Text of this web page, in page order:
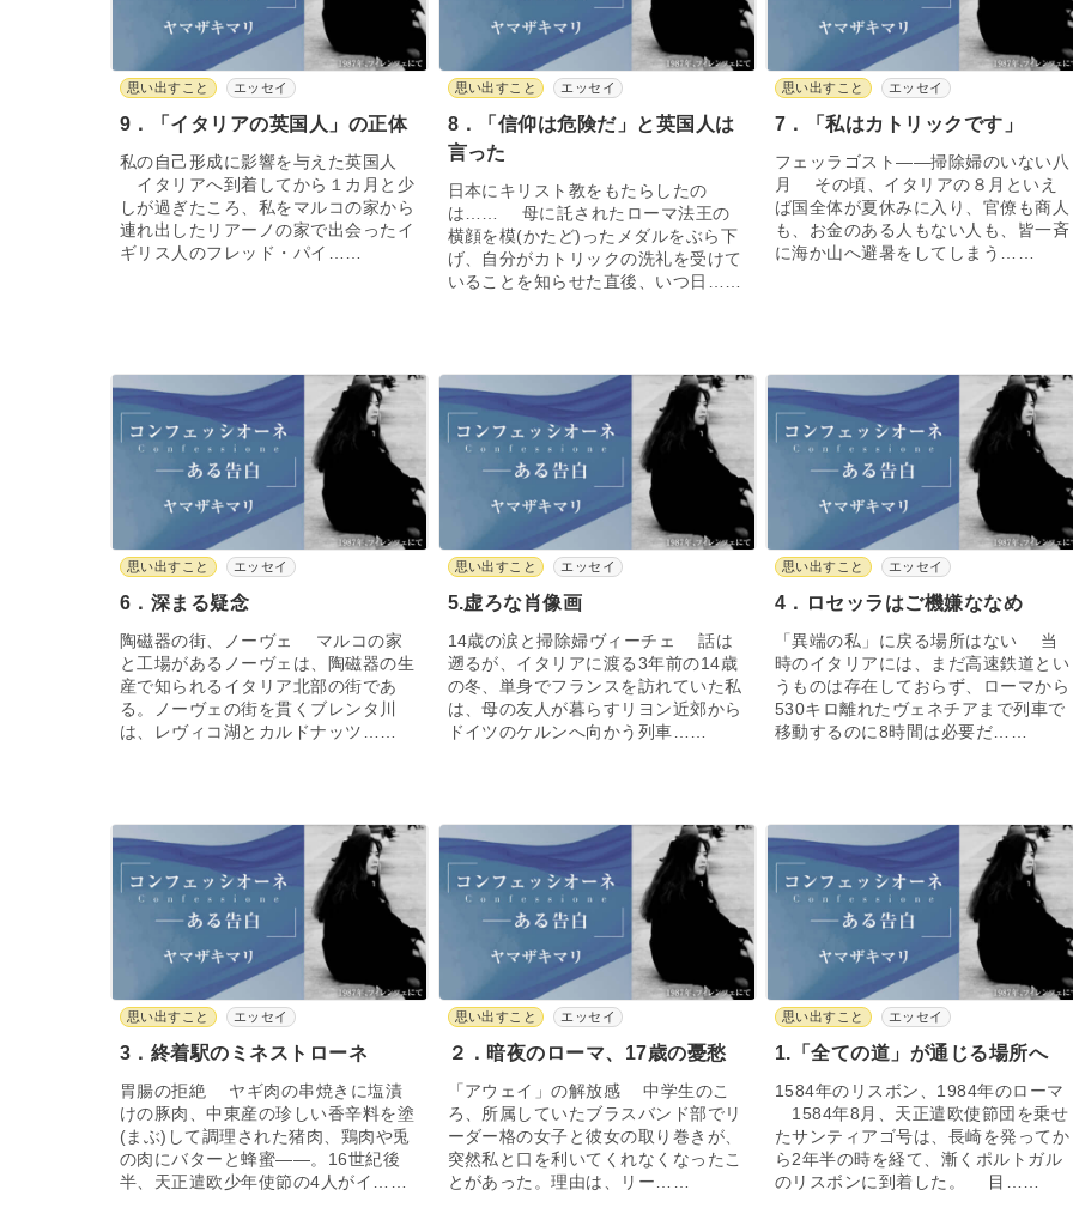
思い出すこと エッセイ
9．「イタリアの英国人」の正体
私の自己形成に影響を与えた英国人
イタリアへ到着してから１カ月と少
しが過ぎたころ、私をマルコの家から
連れ出したリアーノの家で出会ったイ
ギリス人のフレッド・パイ……
思い出すこと エッセイ
8．「信仰は危険だ」と英国人は
言った
日本にキリスト教をもたらしたの
は…… 母に託されたローマ法王の
横顔を模(かたど)ったメダルをぶら下
げ、自分がカトリックの洗礼を受けて
いることを知らせた直後、いつ日……
思い出すこと エッセイ
7．「私はカトリックです」
フェッラゴスト――掃除婦のいない八
月 その頃、イタリアの８月といえ
ば国全体が夏休みに入り、官僚も商人
も、お金のある人もない人も、皆一斉
に海か山へ避暑をしてしまう……
思い出すこと エッセイ
6．深まる疑念
陶磁器の街、ノーヴェ マルコの家
と工場があるノーヴェは、陶磁器の生
産で知られるイタリア北部の街であ
る。ノーヴェの街を貫くブレンタ川
は、レヴィコ湖とカルドナッツ……
思い出すこと エッセイ
5.虚ろな肖像画
14歳の涙と掃除婦ヴィーチェ 話は
遡るが、イタリアに渡る3年前の14歳
の冬、単身でフランスを訪れていた私
は、母の友人が暮らすリヨン近郊から
ドイツのケルンへ向かう列車……
思い出すこと エッセイ
4．ロセッラはご機嫌ななめ
「異端の私」に戻る場所はない 当
時のイタリアには、まだ高速鉄道とい
うものは存在しておらず、ローマから
530キロ離れたヴェネチアまで列車で
移動するのに8時間は必要だ……
思い出すこと エッセイ
3．終着駅のミネストローネ
胃腸の拒絶 ヤギ肉の串焼きに塩漬
けの豚肉、中東産の珍しい香辛料を塗
(まぶ)して調理された猪肉、鶏肉や兎
の肉にバターと蜂蜜――。16世紀後
半、天正遣欧少年使節の4人がイ……
思い出すこと エッセイ
２．暗夜のローマ、17歳の憂愁
「アウェイ」の解放感 中学生のこ
ろ、所属していたブラスバンド部でリ
ーダー格の女子と彼女の取り巻きが、
突然私と口を利いてくれなくなったこ
とがあった。理由は、リー……
思い出すこと エッセイ
1.「全ての道」が通じる場所へ
1584年のリスボン、1984年のローマ
1584年8月、天正遣欧使節団を乗せ
たサンティアゴ号は、長崎を発ってか
ら2年半の時を経て、漸くポルトガル
のリスボンに到着した。 目……